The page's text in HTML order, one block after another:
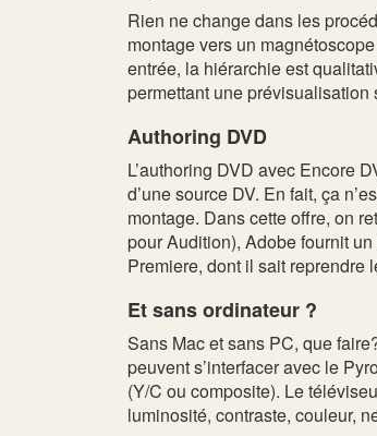
Rien ne change dans les
montage vers un
entrée, la hiérarchie est
permettant une
Authoring DVD
L’authoring DVD avec Encore
d’une source DV. En fait, ça
montage. Dans cette offre, on
pour Audition), Adobe fournit
Premiere, dont il sait reprendre
Et sans ordinateur ?
Sans Mac et sans PC, que
peuvent s’interfacer avec le
(Y/C ou composite). Le
luminosité, contraste, couleur,